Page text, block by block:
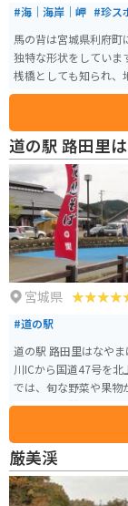
#海｜海岸｜岬 #珍ス
馬の背は宮城県利府
独特な形状をしていま
桟橋としても知られ、
が整備されており、先
の散歩が楽しめます。
道の駅 路田里
宮城県
#道の駅
道の駅 路田里はなや
川ICから国道47号を北上し、
では、旬な野菜や果物
に、夏には甘くてみず
ストランでは、地元産
で訪れる場合、道の駅
リングの休憩場所とし
ばせば、鳴子温泉郷や
ます。日帰り温泉施設
厳美渓